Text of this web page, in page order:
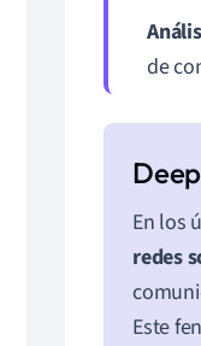
de
En los
redes
Este